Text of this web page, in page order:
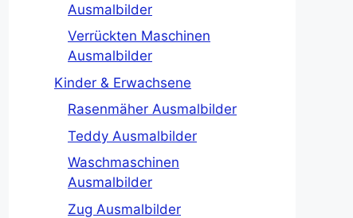
Ausmalbilder
Verrückten Maschinen
Ausmalbilder
Kinder & Erwachsene
Rasenmäher Ausmalbilder
Teddy Ausmalbilder
Waschmaschinen
Ausmalbilder
Zug Ausmalbilder